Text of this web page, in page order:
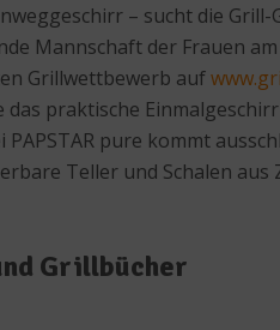
– sucht die
Mannschaft der Frauen
Grillwettbewerb auf
praktische
pure kommt
Teller und Schalen
Grillbücher